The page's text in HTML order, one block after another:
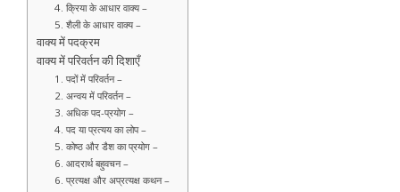
4. क्रिया के आधार वाक्य –
5. शैली के आधार वाक्य –
वाक्य में पदक्रम
वाक्य में परिवर्तन की दिशाएँ
1. पदों में परिवर्तन –
2. अन्वय में परिवर्तन –
3. अधिक पद-प्रयोग –
4. पद या प्रत्यय का लोप –
5. कोष्ठ और डैश का प्रयोग –
6. आदरार्थ बहुवचन –
6. प्रत्यक्ष और अप्रत्यक्ष कथन –